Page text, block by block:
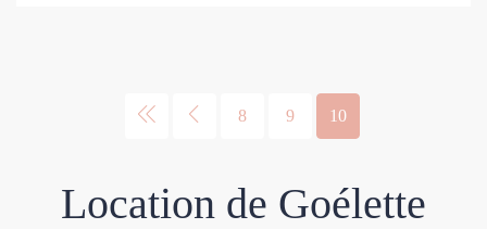
8 9 10
Location de Goélette